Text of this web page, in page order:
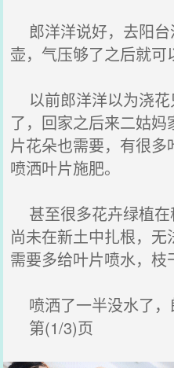
郎洋洋说好，去阳台
壶，气压够了之后就可
以前郎洋洋以为浇花
了，回家之后来二姑
片花朵也需要，有很
喷洒叶片施肥。
甚至很多花卉绿植在
尚未在新土中扎根，
需要多给叶片喷水，枝
喷洒了一半没水了，
第(1/3)页